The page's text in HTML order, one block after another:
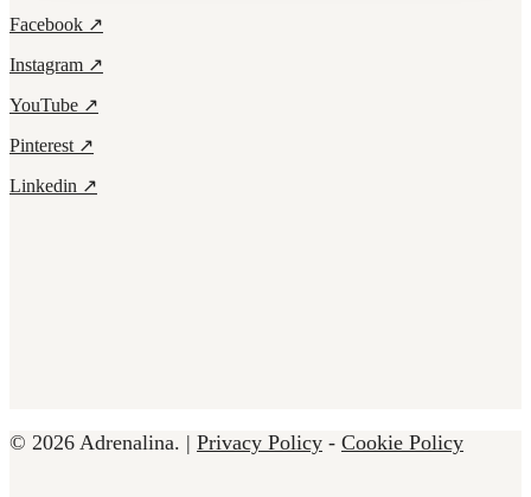
Facebook ↗
Instagram ↗
YouTube ↗
Pinterest ↗
Linkedin ↗
© 2026 Adrenalina. | Privacy Policy - Cookie Policy